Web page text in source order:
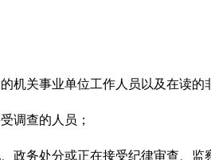
关事业单位工作人员以及在读的
调查的人员；
政务处分或正在接受纪律审查、监